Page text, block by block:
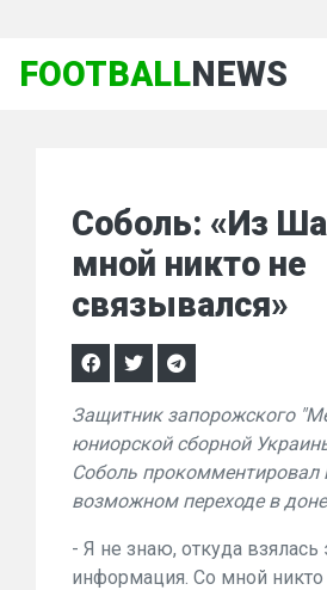
FOOTBALLNEWS
Соболь: «Из
мной никто не
связывался»
Защитник запорожского
юниорской сборной
Соболь
возможном переходе в
- Я не знаю, откуда взялась
информация. Со мной